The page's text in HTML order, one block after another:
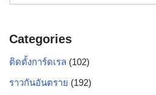
Categories
ติดตั้งการ์ดเรล (102)
ราวกันอันตราย (192)